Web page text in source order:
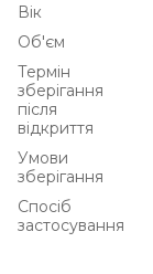
Вік
Об'єм
Термін
зберігання
після
відкриття
Умови
зберігання
Спосіб
застосування